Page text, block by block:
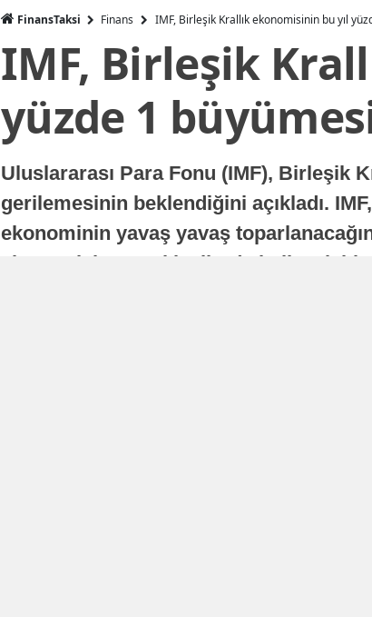
FinansTaksi Finans IMF, Birleşik Krallık ekonomisinin bu yıl
IMF, Birleşik
yüzde 1
Uluslararası Para Fonu (IMF), Birleşik
gerilemesinin beklendiğini açıkladı.
ekonominin yavaş yavaş
ekonomisi, sonraki yıllarda istikrarlı